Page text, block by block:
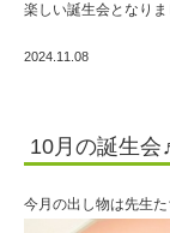
楽しい誕生会となりま
2024.11.08
10月の誕生会
今月の出し物は先生